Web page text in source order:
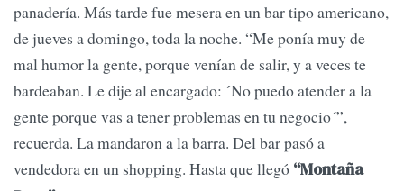
panadería. Más tarde fue mesera en un bar tipo americano,
de jueves a domingo, toda la noche. “Me ponía muy de
mal humor la gente, porque venían de salir, y a veces te
bardeaban. Le dije al encargado: ´No puedo atender a la
gente porque vas a tener problemas en tu negocio´”,
recuerda. La mandaron a la barra. Del bar pasó a
vendedora en un shopping. Hasta que llegó “Montaña